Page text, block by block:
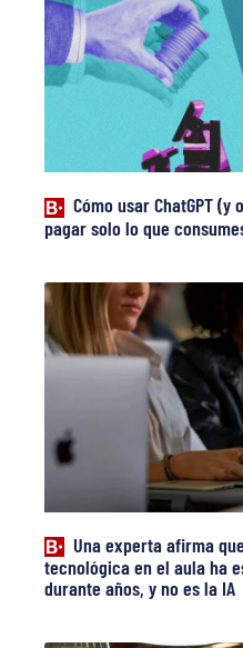
Cómo usar ChatGPT (y
pagar solo lo que
Una experta afirma
tecnológica en el aula ha
durante años, y no es la IA